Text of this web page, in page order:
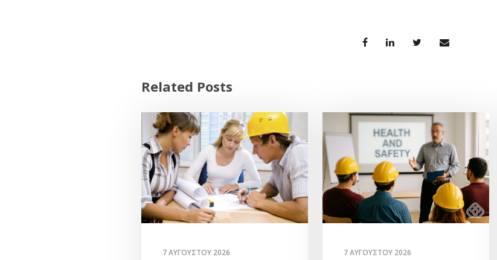
Related Posts
7 ΑΥΓΟΎΣΤΟΥ 2026 7 ΑΥΓΟΎΣΤΟΥ 2026